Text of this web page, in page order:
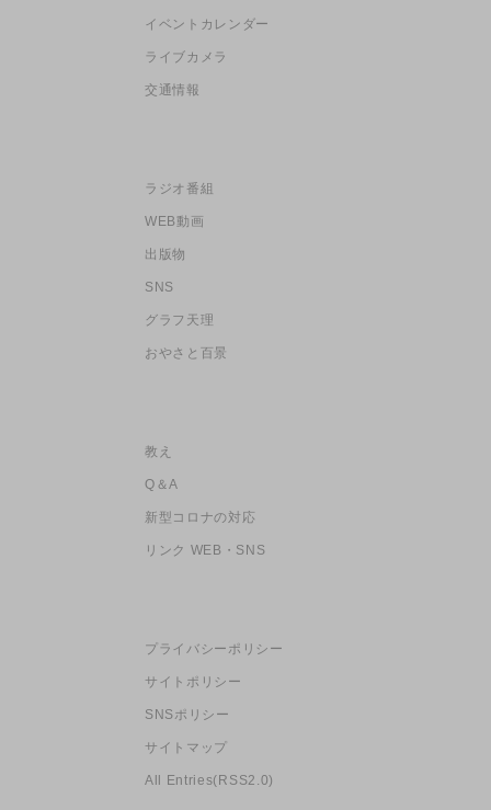
イベントカレンダー
ライブカメラ
交通情報
ラジオ番組
WEB動画
出版物
SNS
グラフ天理
おやさと百景
教え
Q＆A
新型コロナの対応
リンク WEB・SNS
プライバシーポリシー
サイトポリシー
SNSポリシー
サイトマップ
All Entries(RSS2.0)